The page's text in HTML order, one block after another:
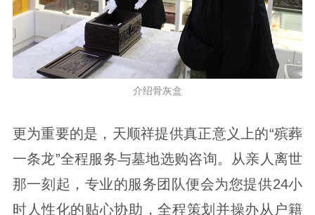
介绍骨灰盒
更为重要的是，天顺祥提供真正意义上的“殡葬
一条龙”全程服务与墓地选购咨询。从亲人离世
那一刻起，专业的服务团队便会为您提供24小
时人性化的贴心协助，全程策划并操办从户籍